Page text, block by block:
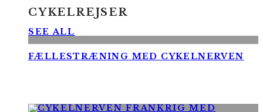
CYKELREJSER
SEE ALL
FÆLLESTRÆNING MED CYKELNERVEN